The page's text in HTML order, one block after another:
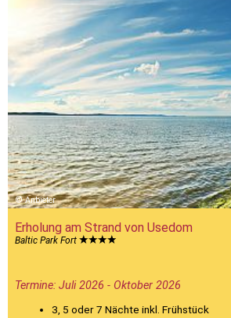
Anbieter
Erholung am Strand von Usedom
Baltic Park Fort
Termine: Juli 2026 - Oktober 2026
3, 5 oder 7 Nächte inkl. Frühstück